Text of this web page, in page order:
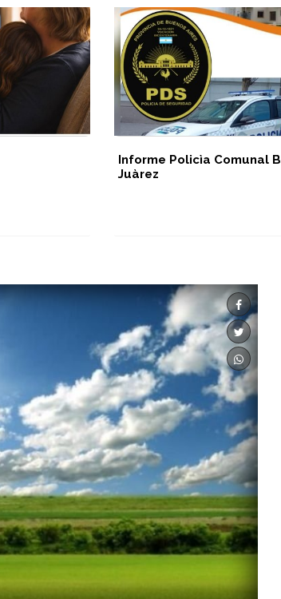
Informe Policìa Comunal
Juàrez